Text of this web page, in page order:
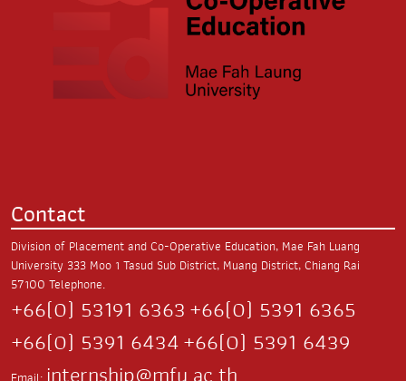
Contact
Division of Placement and Co-Operative Education, Mae Fah Luang
University 333 Moo 1 Tasud Sub District, Muang District, Chiang Rai
57100 Telephone.
+66(0) 53191 6363+66(0) 5391 6365
+66(0) 5391 6434+66(0) 5391 6439